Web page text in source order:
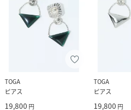
TOGA
ピアス
19,800 円
TOGA
ピアス
19,800 円